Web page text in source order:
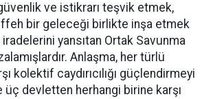
ve istikrarı teşvik etmek,
bir geleceği birlikte inşa etmek
yansıtan Ortak Savunma
Anlaşma, her türlü
kolektif caydırıcılığı güçlendirmeyi
üç devletten herhangi birine karşı